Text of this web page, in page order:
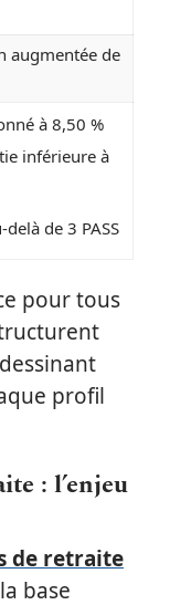
augmentée de
à 8,50 %
inférieure à
de 3 PASS
pour tous
profil
: l’enjeu
de retraite
base